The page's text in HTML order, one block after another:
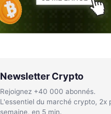
Newsletter Crypto
Rejoignez +40 000 abonnés.
L'essentiel du marché crypto, 2x
semaine, en 5 min.